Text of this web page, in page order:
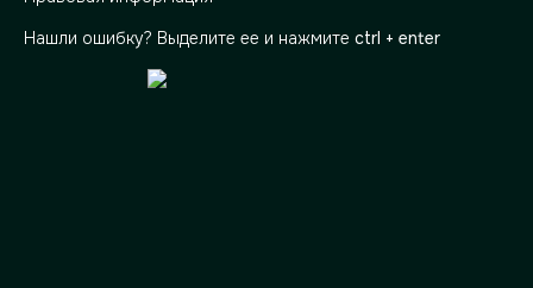
Нашли ошибку? Выделите ее и нажмите ctrl + enter